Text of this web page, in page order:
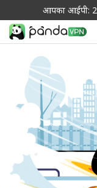
आपका आईपी: